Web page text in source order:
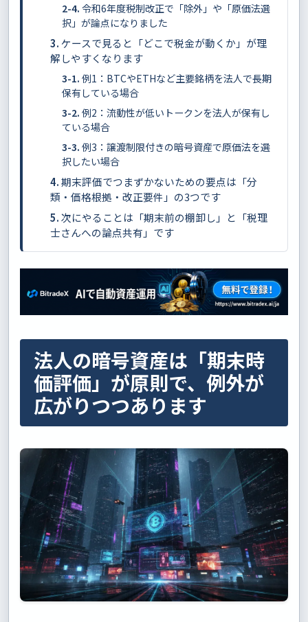
令和6年度税制改正で「除外」や「原価法選
択」が論点になりました
ケースで見ると「どこで税金が動くか」が理
解しやすくなります
例1：BTCやETHなど主要銘柄を法人で長期
保有している場合
例2：流動性が低いトークンを法人が保有し
ている場合
例3：譲渡制限付きの暗号資産で原価法を選
択したい場合
期末評価でつまずかないための要点は「分
類・価格根拠・改正要件」の3つです
次にやることは「期末前の棚卸し」と「税理
士さんへの論点共有」です
法人の暗号資産は「期末時
価評価」が原則で、例外が
広がりつつあります